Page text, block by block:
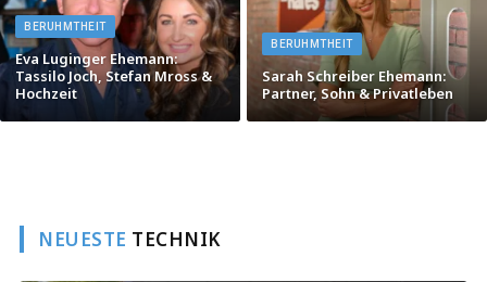
BERUHMTHEIT
Eva Luginger Ehemann:
Tassilo Joch, Stefan Mross &
Hochzeit
BERUHMTHEIT
Sarah Schreiber Ehemann:
Partner, Sohn & Privatleben
NEUESTE TECHNIK